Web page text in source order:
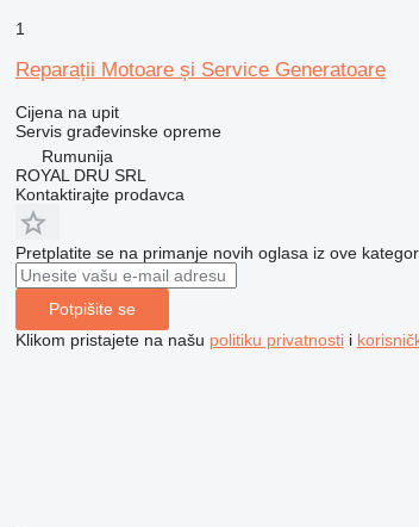
1
Reparații Motoare și Service Generatoare
Cijena na upit
Servis građevinske opreme
Rumunija
ROYAL DRU SRL
Kontaktirajte prodavca
Pretplatite se na primanje novih oglasa iz ove
Potpišite se
Klikom pristajete na našu politiku privatnostii